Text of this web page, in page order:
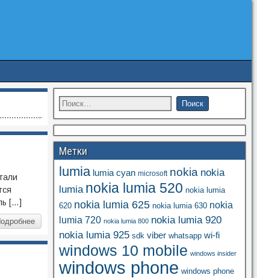
[…]
Метки
lumia lumia cyan microsoft nokia nokia
lumia nokia lumia 520 nokia lumia
620 nokia lumia 625 nokia lumia 630 nokia
lumia 720 nokia lumia 800 nokia lumia 920
nokia lumia 925 sdk viber whatsapp wi-fi
windows 10 mobile windows insider
windows phone windows phone